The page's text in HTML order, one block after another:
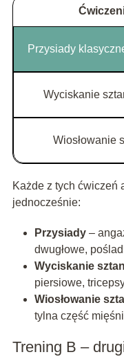
Przysiady
Wyciskanie
Wiosłowanie
Każde z tych ćwiczeń
jednocześnie:
Przysiady–
dwugłowe,
Wyciskanie
piersiowe,
Wiosłowanie
tylna część
Trening B –